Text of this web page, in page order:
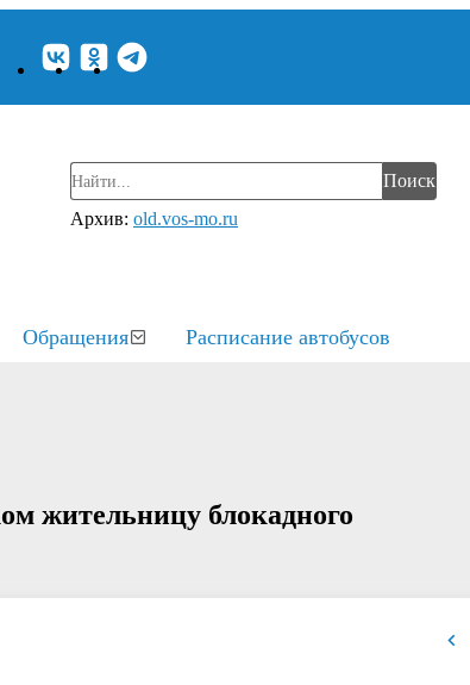
Поиск
Архив: old.vos-mo.ru
Обращения Расписание автобусов
жительницу блокадного